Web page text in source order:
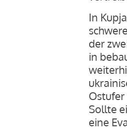
In
der
in
Sollte
eine